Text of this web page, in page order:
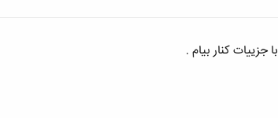
کنار بیام .